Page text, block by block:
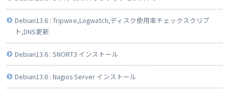
Debian13.6 : Tripwire,Logwatch,ディスク使用率チェックスクリプ
ト,DNS更新
Debian13.6 : SNORT3 インストール
Debian13.6 : Nagios Server インストール